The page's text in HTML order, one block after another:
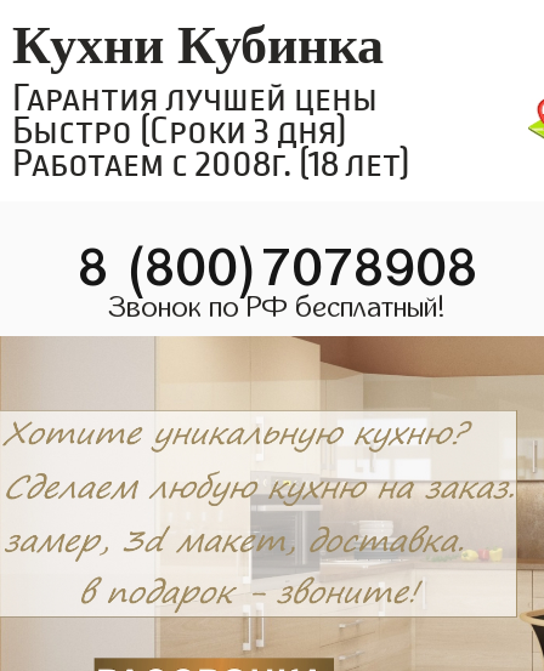
Кухни Кубинка
Гарантия лучшей цены
Быстро (Сроки 3 дня)
Работаем с 2008г. (18 лет)
8 (800)7078908
Звонок по РФ бесплатный!